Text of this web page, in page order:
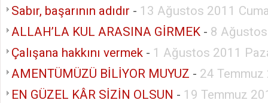
Sabır, başarının adıdır - 13 Ağustos 2011
ALLAH’LA KUL ARASINA GİRMEK - 8
Çalışana hakkını vermek - 1 Ağustos 2011
AMENTÜMÜZÜ BİLİYOR MUYUZ - 24
EN GÜZEL KÂR SİZİN OLSUN - 19 Temmuz